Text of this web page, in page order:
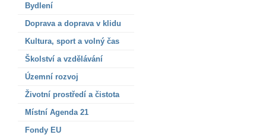
Bydlení
Doprava a doprava v klidu
Kultura, sport a volný čas
Školství a vzdělávání
Územní rozvoj
Životní prostředí a čistota
Místní Agenda 21
Fondy EU